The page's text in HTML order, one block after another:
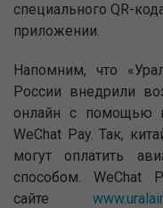
специального QR-
приложении.
Напомним, что
России внедрили
онлайн с помощью
WeChat Pay. Так,
могут оплатить
способом. WeChat
сайте